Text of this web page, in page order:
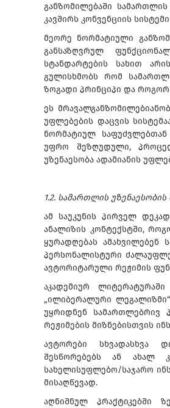
განზომილებაში
კავშირს კონვენციის
მეორე ნორმატიული
განსაზღვრულ
სტანდარტების სახით
გულისხმობს რომ
ზოგადი პრინციპი და
ეს
უფლებების დაცვის
ნორმატიულ საფუძვლებთან
უფრო შეზღუდული,
უზენაესობა ადამიანის
1.2. სამართლის
ამ საუკუნის პირველ
ანალიზის კონტექსტში,
ყურადღებას
პერსონალისტური
ავტორიტარული რეჟიმის
აკადემიურ
„ილიბერალური
უყრიდნენ სამართლებრივ
რეჟიმების მიზნებისთვის
ავტორები სხვადასხვა
შესწორებებს ან ახალ
სახელისუფლებო/საჯარო
მისაღწევად.
აღნიშნულ პრაქტიკებში